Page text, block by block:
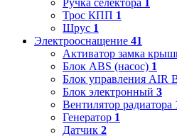
Трос КПП 1
Шрус 1
Электрооснащение 41
Активатор замка
Блок ABS (насос) 1
Блок управления AIR
Блок электронный 3
Вентилятор радиатора
Генератор 1
Датчик 2